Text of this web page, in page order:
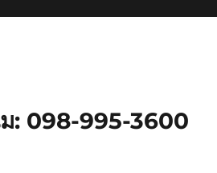
: 098-995-3600